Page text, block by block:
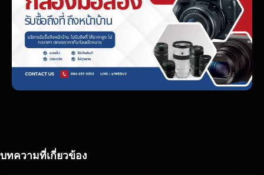
บทความที่เกี่ยวข้อง